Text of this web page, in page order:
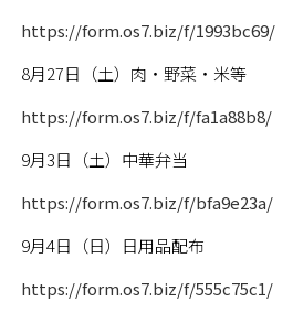
https://form.os7.biz/f/1993bc69/
8月27日（土）肉・野菜・米等
https://form.os7.biz/f/fa1a88b8/
9月3日（土）中華弁当
https://form.os7.biz/f/bfa9e23a/
9月4日（日）日用品配布
https://form.os7.biz/f/555c75c1/